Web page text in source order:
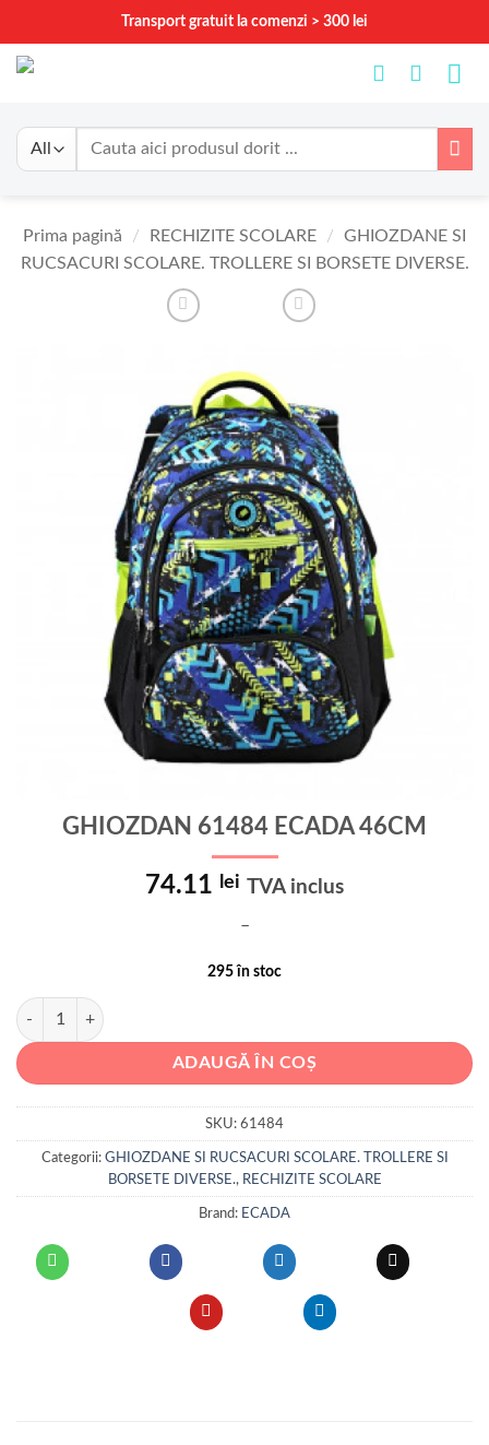
content
Transport gratuit la comenzi > 300 lei
Caută
Prima pagină / RECHIZITE SCOLARE /
GHIOZDANE SI
RUCSACURI SCOLARE. TROLLERE SI BORSETE DIVERSE.
GHIOZDAN 61484 ECADA 46CM
74.11 lei TVA inclus
–
295 în stoc
Cantitate GHIOZDAN 61484 ECADA 46CM
ADAUGĂ ÎN COȘ
SKU: 61484
Categorii: GHIOZDANE SI RUCSACURI SCOLARE. TROLLERE SI
BORSETE DIVERSE., RECHIZITE SCOLARE
Brand: ECADA